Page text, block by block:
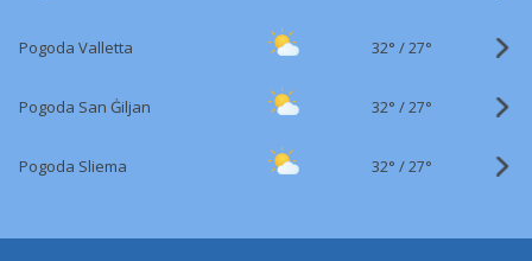
Pogoda Valletta 32° /27°
Pogoda San Ġiljan 32° /27°
Pogoda Sliema 32° /27°